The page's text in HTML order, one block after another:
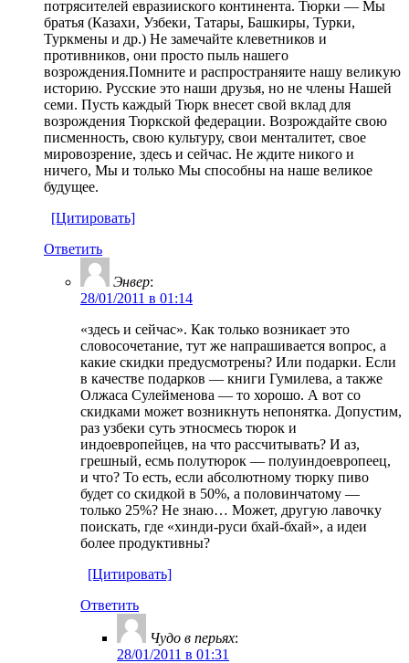
потрясителей евразииского континента. Тюрки — Мы
братья (Казахи, Узбеки, Татары, Башкиры, Турки,
Туркмены и др.) Не замечайте клеветников и
противников, они просто пыль нашего
возрождения.Помните и распространяите нашу великую
историю. Русские это наши друзья, но не члены Нашей
семи. Пусть каждый Тюрк внесет свой вклад для
возрождения Тюркской федерации. Возрождайте свою
писменность, свою культуру, свои менталитет, свое
мировозрение, здесь и сейчас. Не ждите никого и
ничего, Мы и только Мы способны на наше великое
будущее.
[Цитировать]
Ответить
Энвер:
28/01/2011 в 01:14
«здесь и сейчас». Как только возникает это
словосочетание, тут же напрашивается вопрос, а
какие скидки предусмотрены? Или подарки. Если
в качестве подарков — книги Гумилева, а также
Олжаса Сулейменова — то хорошо. А вот со
скидками может возникнуть непонятка. Допустим,
раз узбеки суть этносмесь тюрок и
индоевропейцев, на что рассчитывать? И аз,
грешный, есмь полутюрок — полуиндоевропеец,
и что? То есть, если абсолютному тюрку пиво
будет со скидкой в 50%, а половинчатому —
только 25%? Не знаю… Может, другую лавочку
поискать, где «хинди-руси бхай-бхай», а идеи
более продуктивны?
[Цитировать]
Ответить
Чудо в перьях:
28/01/2011 в 01:31